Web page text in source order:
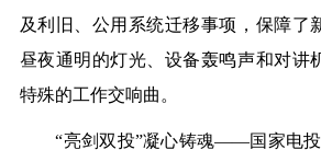
及利旧、公用系统迁移事项，保障了
昼夜通明的灯光、设备轰鸣声和对讲
特殊的工作交响曲。
“亮剑双投”凝心铸魂——国家电